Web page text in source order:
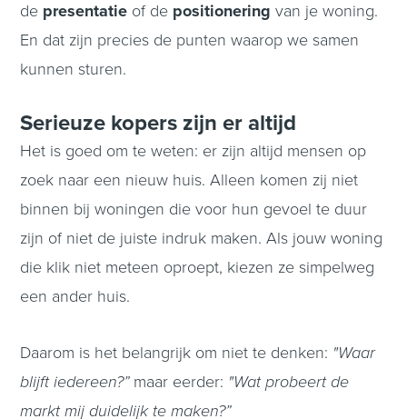
de presentatie of de positionering van je woning.
En dat zijn precies de punten waarop we samen
kunnen sturen.
Serieuze kopers zijn er altijd
Het is goed om te weten: er zijn altijd mensen op
zoek naar een nieuw huis. Alleen komen zij niet
binnen bij woningen die voor hun gevoel te duur
zijn of niet de juiste indruk maken. Als jouw woning
die klik niet meteen oproept, kiezen ze simpelweg
een ander huis.
Daarom is het belangrijk om niet te denken: "Waar
blijft iedereen?”maar eerder: "Wat probeert de
markt mij duidelijk te maken?”